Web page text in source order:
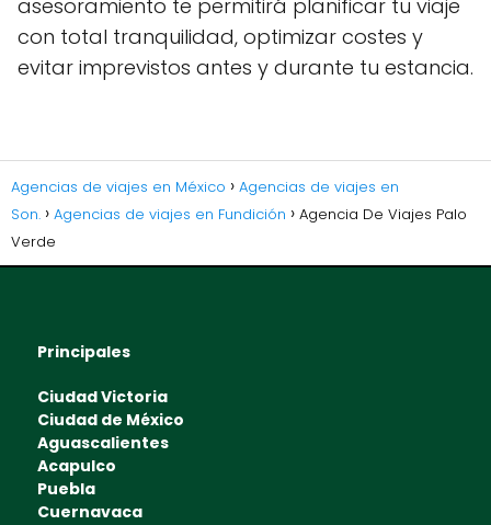
asesoramiento te permitirá planificar tu viaje
con total tranquilidad, optimizar costes y
evitar imprevistos antes y durante tu estancia.
Agencias de viajes en México
Agencias de viajes en
Son.
Agencias de viajes en Fundición
Agencia De Viajes Palo
Verde
Principales
Ciudad Victoria
Ciudad de México
Aguascalientes
Acapulco
Puebla
Cuernavaca